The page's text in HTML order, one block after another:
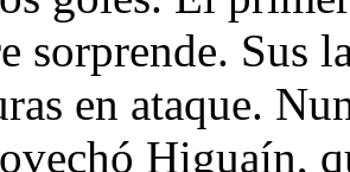
sorprende. Sus
en ataque.
Higuaín,